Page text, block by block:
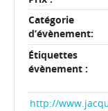
Catégorie
d’évènement:
Étiquettes
évènement :
http://